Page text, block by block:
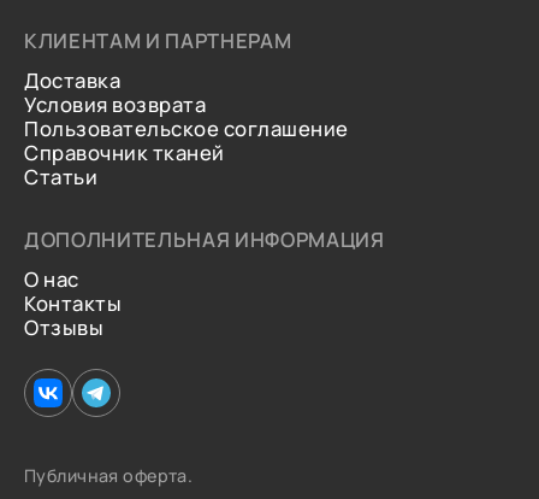
КЛИЕНТАМ И ПАРТНЕРАМ
Доставка
Условия возврата
Пользовательское соглашение
Справочник тканей
Статьи
ДОПОЛНИТЕЛЬНАЯ ИНФОРМАЦИЯ
О нас
Контакты
Отзывы
Публичная оферта.